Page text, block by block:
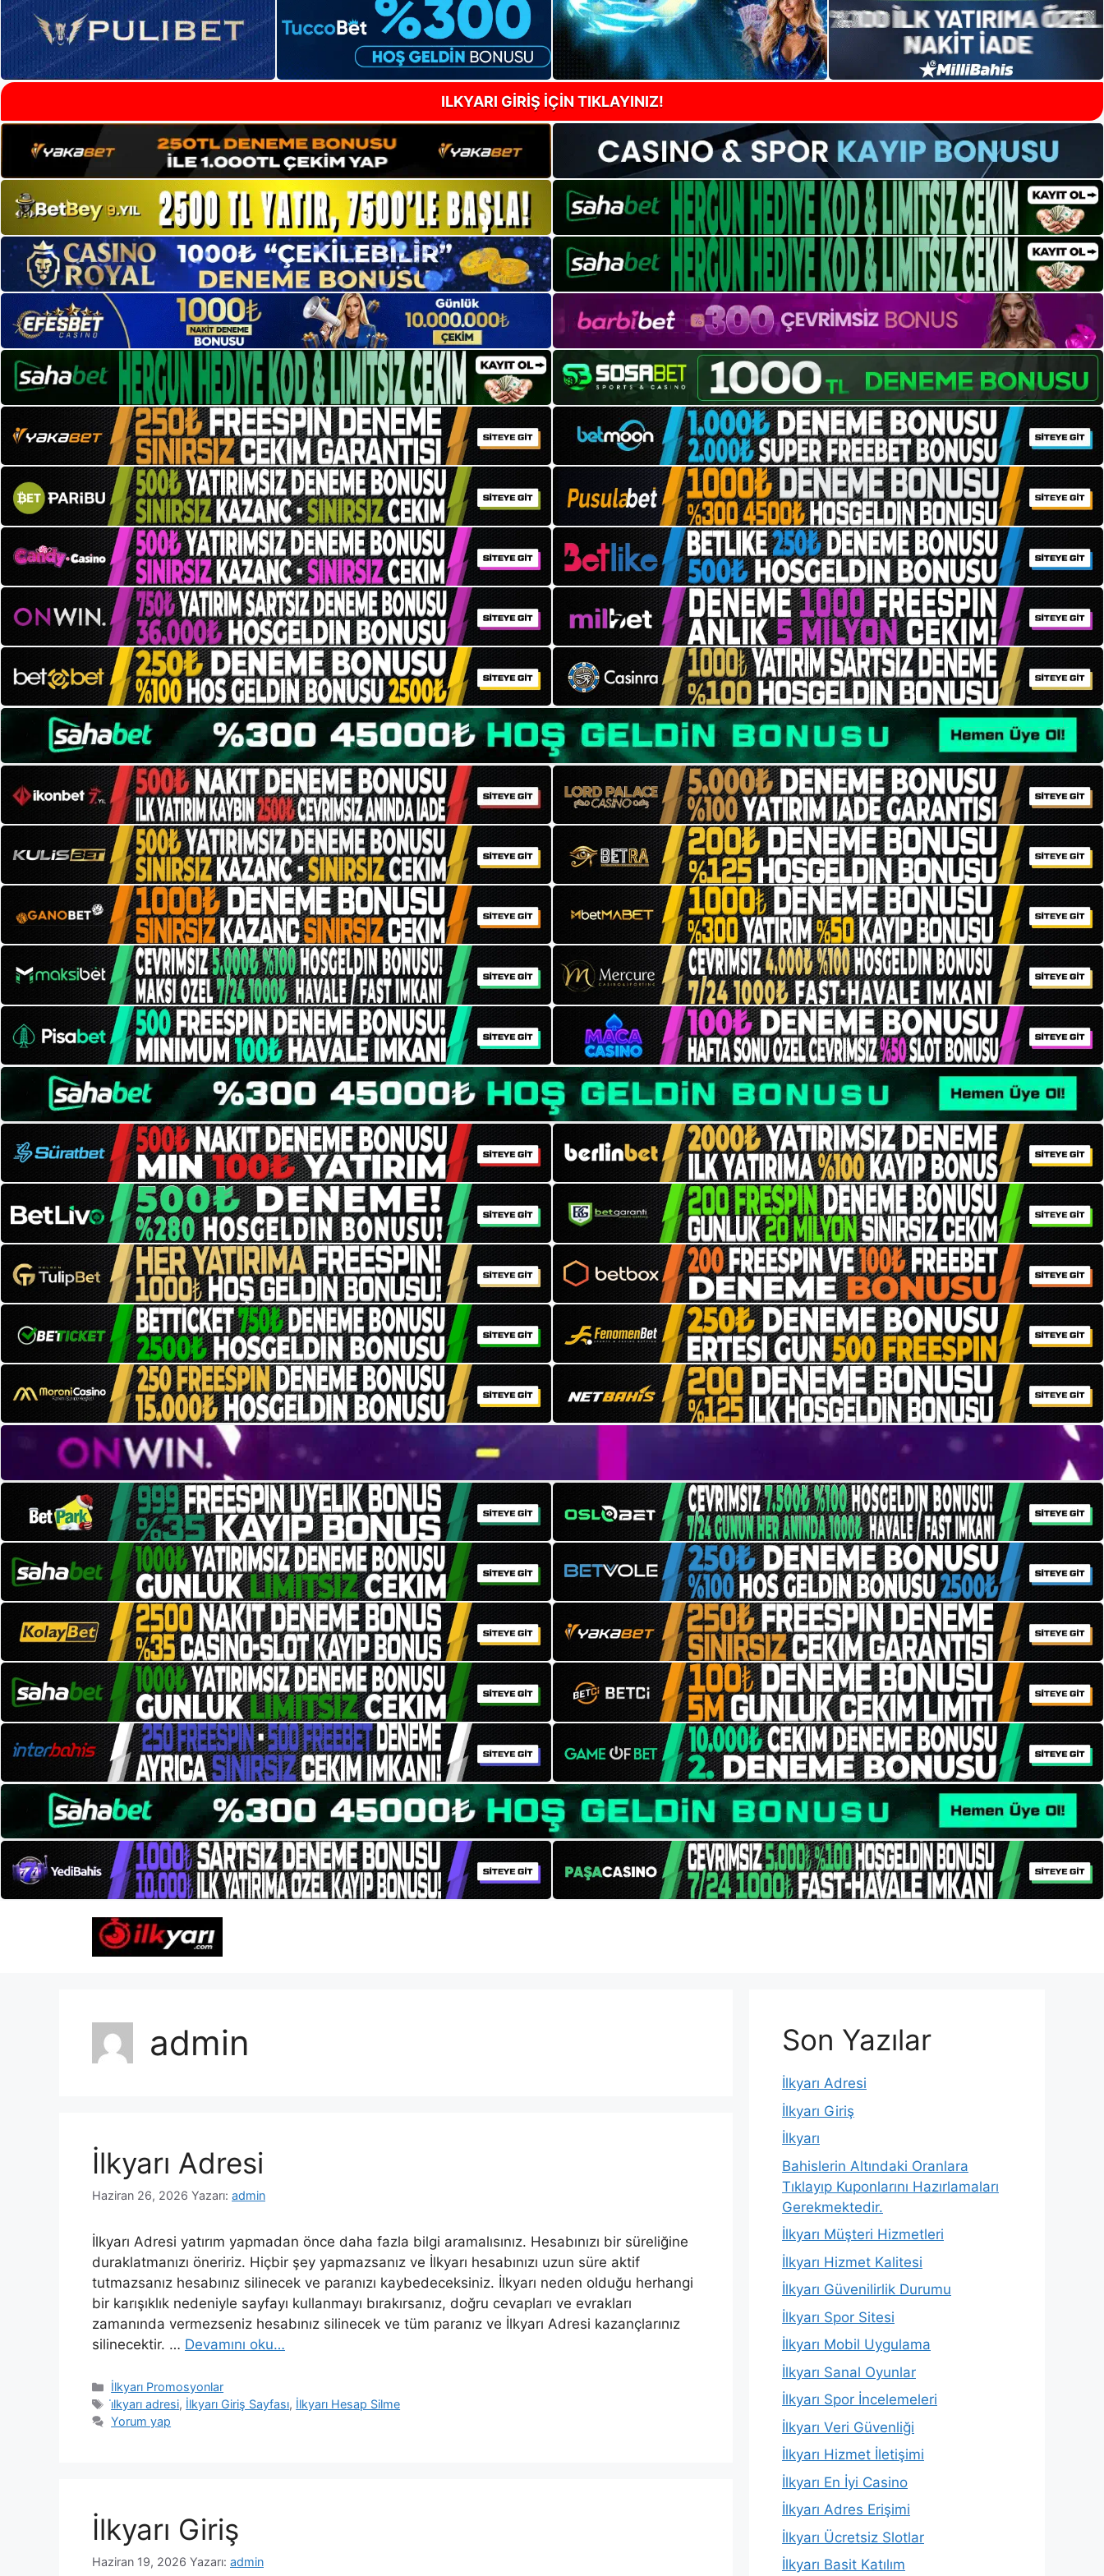
ILKYARI GİRİŞ İÇİN TIKLAYINIZ!
admin
İlkyarı Adresi
Haziran 26, 2026 Yazarı: admin
İlkyarı Adresi yatırım yapmadan önce daha fazla bilgi aramalısınız. Hesabınızı bir süreliğine
duraklatmanızı öneririz. Hiçbir şey yapmazsanız ve İlkyarı hesabınızı uzun süre aktif
tutmazsanız hesabınız silinecek ve paranızı kaybedeceksiniz. İlkyarı neden olduğu herhangi
bir karışıklık nedeniyle sayfayı kullanmayı bırakırsanız, doğru cevapları ve evrakları
zamanında vermezseniz hesabınız silinecek ve tüm paranız ve İlkyarı Adresi kazançlarınız
silinecektir. … Devamını oku…
Kategoriler
İlkyarı Promosyonlar
Etiketler
i̇lkyarı adresi, İlkyarı Giriş Sayfası, İlkyarı Hesap Silme
Yorum yap
İlkyarı Giriş
Haziran 19, 2026 Yazarı: admin
Son Yazılar
İlkyarı Adresi
İlkyarı Giriş
İlkyarı
Bahislerin Altındaki Oranlara
Tıklayıp Kuponlarını Hazırlamaları
Gerekmektedir.
İlkyarı Müşteri Hizmetleri
İlkyarı Hizmet Kalitesi
İlkyarı Güvenilirlik Durumu
İlkyarı Spor Sitesi
İlkyarı Mobil Uygulama
İlkyarı Sanal Oyunlar
İlkyarı Spor İncelemeleri
İlkyarı Veri Güvenliği
İlkyarı Hizmet İletişimi
İlkyarı En İyi Casino
İlkyarı Adres Erişimi
İlkyarı Ücretsiz Slotlar
İlkyarı Basit Katılım